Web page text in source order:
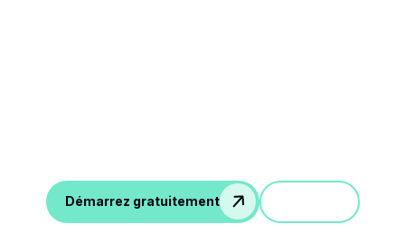
Démarrez gratuitement